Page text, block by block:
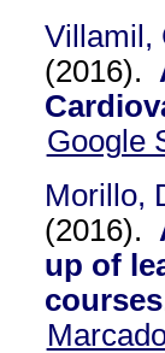
Villamil,
(2016).
Google
Morillo,
(2016).
up of
courses